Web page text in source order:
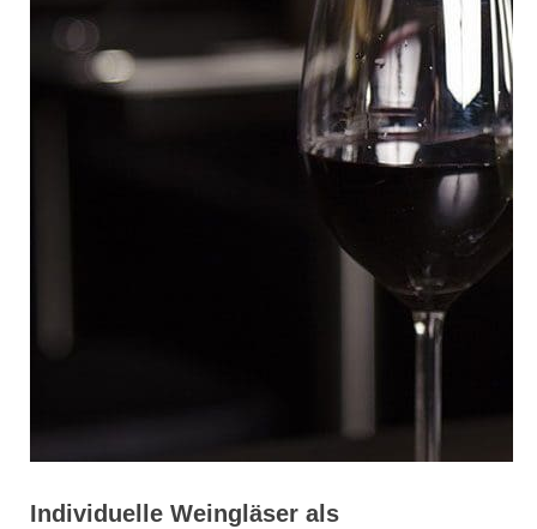
Individuelle Weingläser als